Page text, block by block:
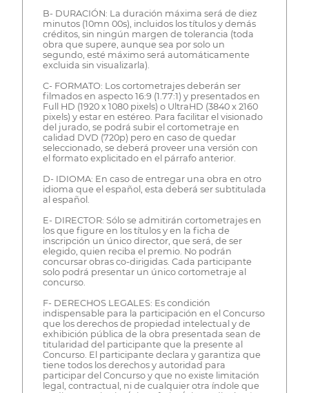
B- DURACIÓN: La duración máxima será de diez
minutos (10mn 00s), incluidos los títulos y demás
créditos, sin ningún margen de tolerancia (toda
obra que supere, aunque sea por solo un
segundo, esté máximo será automáticamente
excluida sin visualizarla).
C- FORMATO: Los cortometrajes deberán ser
filmados en aspecto 16:9 (1.77:1) y presentados en
Full HD (1920 x 1080 pixels) o UltraHD (3840 x 2160
pixels) y estar en estéreo. Para facilitar el visionado
del jurado, se podrá subir el cortometraje en
calidad DVD (720p) pero en caso de quedar
seleccionado, se deberá proveer una versión con
el formato explicitado en el párrafo anterior.
D- IDIOMA: En caso de entregar una obra en otro
idioma que el español, esta deberá ser subtitulada
al español.
E- DIRECTOR: Sólo se admitirán cortometrajes en
los que figure en los títulos y en la ficha de
inscripción un único director, que será, de ser
elegido, quien reciba el premio. No podrán
concursar obras co-dirigidas. Cada participante
solo podrá presentar un único cortometraje al
concurso.
F- DERECHOS LEGALES: Es condición
indispensable para la participación en el Concurso
que los derechos de propiedad intelectual y de
exhibición pública de la obra presentada sean de
titularidad del participante que la presente al
Concurso. El participante declara y garantiza que
tiene todos los derechos y autoridad para
participar del Concurso y que no existe limitación
legal, contractual, ni de cualquier otra índole que